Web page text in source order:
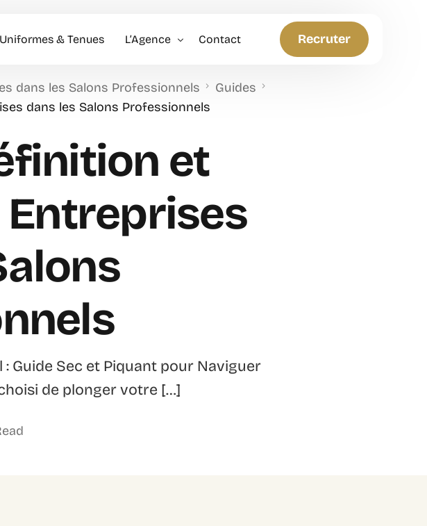
Uniformes & Tenues L’Agence
Politique RH
Contact Recruter
dans les Salons Professionnels
Guides
dans les Salons Professionnels
et
Guide Sec et Piquant pour Naviguer
de plonger votre […]